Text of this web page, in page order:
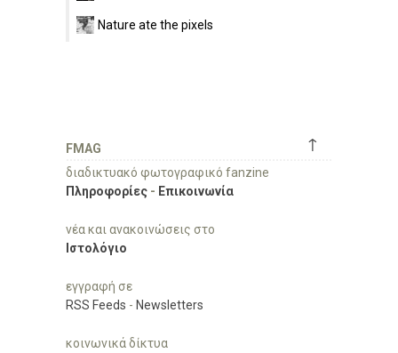
Nature ate the pixels
↑
FMAG
διαδικτυακό φωτογραφικό fanzine
Πληροφορίες - Επικοινωνία
νέα και ανακοινώσεις στο
Ιστολόγιο
εγγραφή σε
RSS Feeds - Newsletters
κοινωνικά δίκτυα